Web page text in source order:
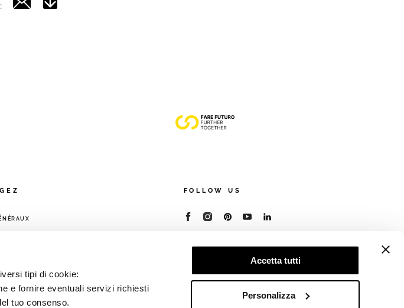
tipi di cookie:
e fornire eventuali servizi richiesti
tuo consenso.
Accetta tutti
Personalizza
FOLLOW US
© 2026 - Cooperativa Ceramica d’Imola
R.E.A. BO 5545